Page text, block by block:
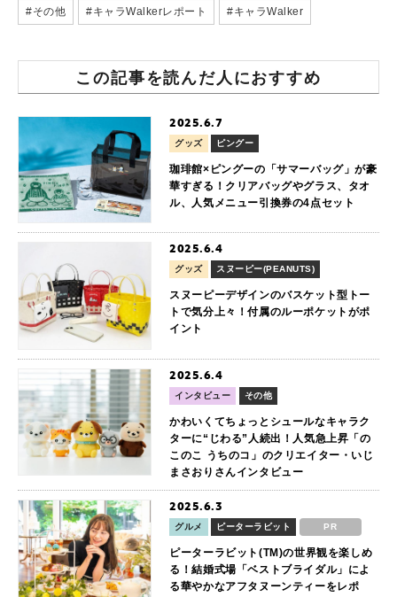
#その他 #キャラWalkerレポート #キャラWalker
この記事を読んだ人におすすめ
2025.6.7
グッズ ピングー
珈琲館×ピングーの「サマーバッグ」が豪
華すぎる！クリアバッグやグラス、タオ
ル、人気メニュー引換券の4点セット
2025.6.4
グッズ スヌーピー(PEANUTS)
スヌーピーデザインのバスケット型トー
トで気分上々！付属のルーポケットがポ
イント
2025.6.4
インタビュー その他
かわいくてちょっとシュールなキャラク
ターに“じわる”人続出！人気急上昇「の
このこ うちのコ」のクリエイター・いじ
まさおりさんインタビュー
2025.6.3
グルメ ピーターラビット PR
ピーターラビット(TM)の世界観を楽しめ
る！結婚式場「ベストブライダル」によ
る華やかなアフタヌーンティーをレポ